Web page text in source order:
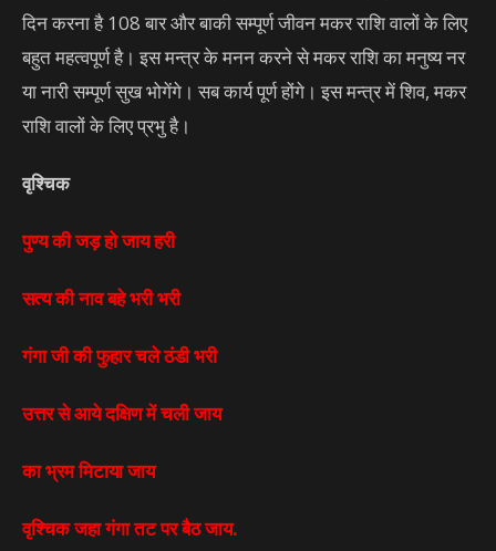
दिन करना है 108 बार और बाकी सम्पूर्ण जीवन मकर राशि वालों के लिए
बहुत महत्वपूर्ण है। इस मन्त्र के मनन करने से मकर राशि का मनुष्य नर
या नारी सम्पूर्ण सुख भोगेंगे। सब कार्य पूर्ण होंगे। इस मन्त्र में शिव, मकर
राशि वालों के लिए प्रभु है।
वृश्चिक
पुण्य की जड़ हो जाय हरी
सत्य की नाव बहे भरी भरी
गंगा जी की फुहार चले ठंडी भरी
उत्तर से आये दक्षिण में चली जाय
का भ्रम मिटाया जाय
वृश्चिक जहा गंगा तट पर बैठ जाय.